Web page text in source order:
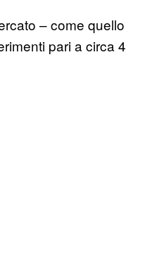
– come quello
pari a circa 4